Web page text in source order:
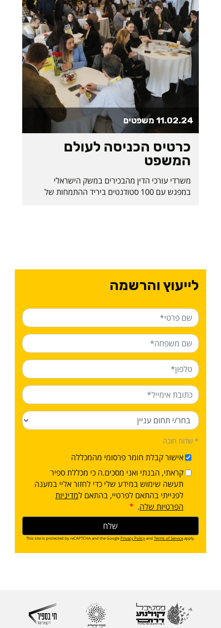
11.02.24 משפטים
כרטיס הכניסה לעולם
המשפט
משרדי עורכי הדין מהבכירים במשק הישראלי
במפגש עם 100 סטודנטים ביריד ההתמחות של
לייעוץ והרשמה
* שדות חובה
אישור קבלת חומר פרסומי מהמכללה
קראתי, הבנתי ואני מסכים.ה כי מכללת ספיר
תעשה שימוש במידע שלי כדי לחזור אליי במענה
לפנייתי בהתאם לפרטיי, בהתאם למדיניות
הפרטיות שלה.
This site is protected by reCAPTCHA and the GooglePrivacy PolicyandTerms of Serviceapply.